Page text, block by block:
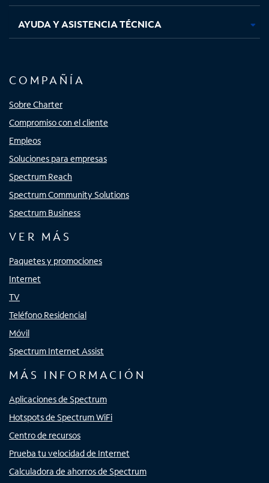
AYUDA Y ASISTENCIA TÉCNICA
COMPAÑÍA
Sobre Charter
Compromiso con el cliente
Empleos
Soluciones para empresas
Spectrum Reach
Spectrum Community Solutions
Spectrum Business
VER MÁS
Paquetes y promociones
Internet
TV
Teléfono Residencial
Móvil
Spectrum Internet Assist
MÁS INFORMACIÓN
Aplicaciones de Spectrum
Hotspots de Spectrum WiFi
Centro de recursos
Prueba tu velocidad de Internet
Calculadora de ahorros de Spectrum